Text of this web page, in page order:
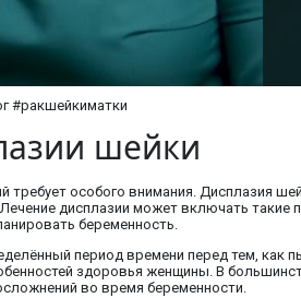
#ракшейкиматки
шейки
особого внимания. Дисплазия
дисплазии может включать такие
беременность.
период времени перед тем, как
здоровья женщины. В
во время беременности.